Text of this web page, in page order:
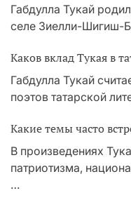
Габдулла Тукай
селе Зиелли-Шигиш-
Каков вклад Тукая в
Габдулла Тукай
поэтов татарской
Какие темы часто
В произведениях
патриотизма,
…